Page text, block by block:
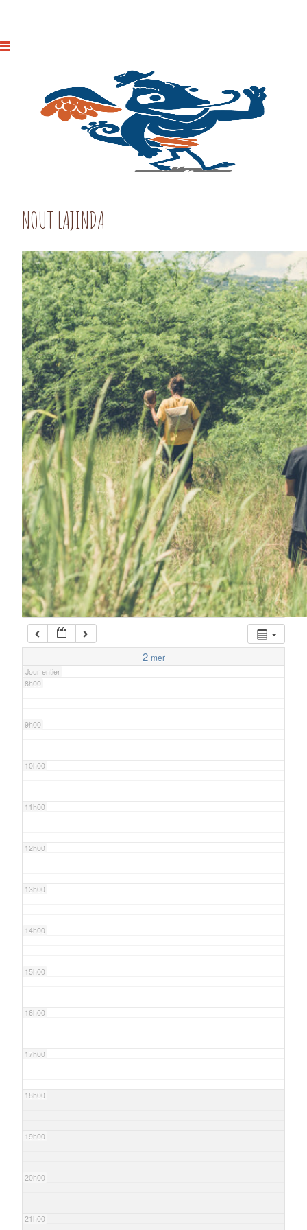
NOUT LAJINDA
2 mer
Jour entier
0h00
1h00
2h00
3h00
4h00
5h00
6h00
7h00
8h00
9h00
10h00
11h00
12h00
13h00
14h00
15h00
16h00
17h00
18h00
19h00
20h00
21h00